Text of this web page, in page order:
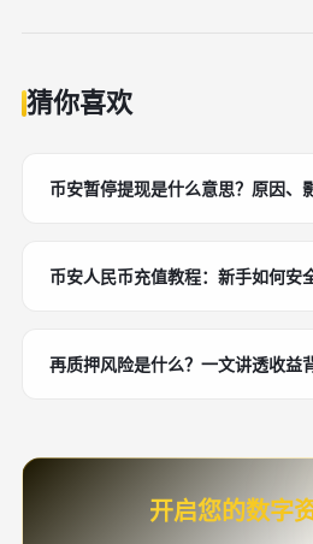
猜你喜欢
币安暂停提现是什么意思？原因、
币安人民币充值教程：新手如何安
再质押风险是什么？一文讲透收益
开启您的数字